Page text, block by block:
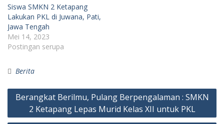
Siswa SMKN 2 Ketapang
Lakukan PKL di Juwana, Pati,
Jawa Tengah
Mei 14, 2023
Postingan serupa
Berita
Berangkat Berilmu, Pulang Berpengalaman : SMKN
2 Ketapang Lepas Murid Kelas XII untuk PKL